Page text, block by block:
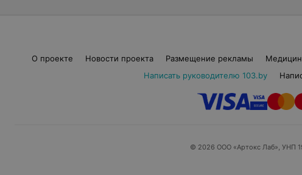
О проекте Новости проекта Размещение рекламы
Написать руководителю 103.by
© 2026 ООО «Артокс Лаб», УНП